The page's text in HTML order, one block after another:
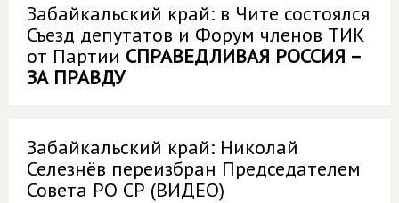
Забайкальский край: в Чите состоялся
Съезд депутатов и Форум членов ТИК
от Партии СПРАВЕДЛИВАЯ РОССИЯ –
ЗА ПРАВДУ
Забайкальский край: Николай
Селезнёв переизбран Председателем
Совета РО СР (ВИДЕО)